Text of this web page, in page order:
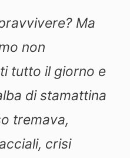
Ma
non
tutto il giorno e
di stamattina
tremava,
crisi